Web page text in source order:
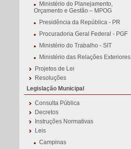
Ministério do Planejamento,
Orçamento e Gestão – MPOG
Presidência da República - PR
Procuradoria Geral Federal - PGF
Ministério do Trabalho - SIT
Ministério das Relações Exteriores
Projetos de Lei
Resoluções
Legislação Municipal
Consulta Pública
Decretos
Instruções Normativas
Leis
Campinas